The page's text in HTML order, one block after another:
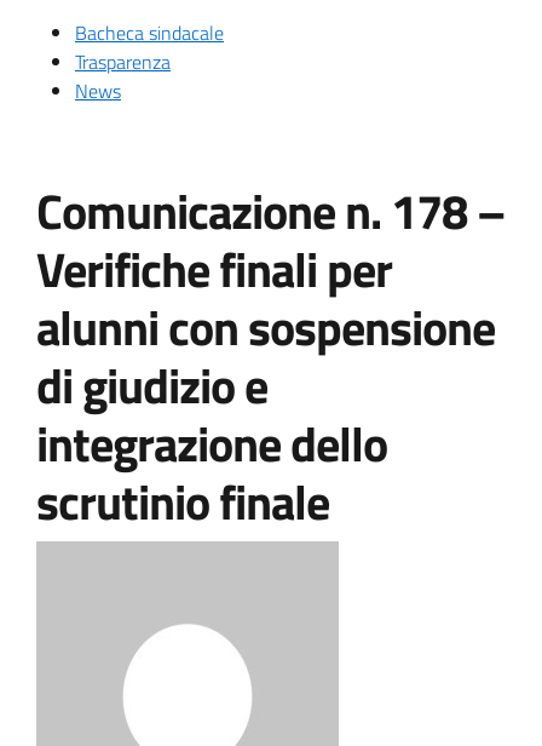
Bacheca sindacale
Trasparenza
News
Comunicazione n. 178 –
Verifiche finali per
alunni con sospensione
di giudizio e
integrazione dello
scrutinio finale